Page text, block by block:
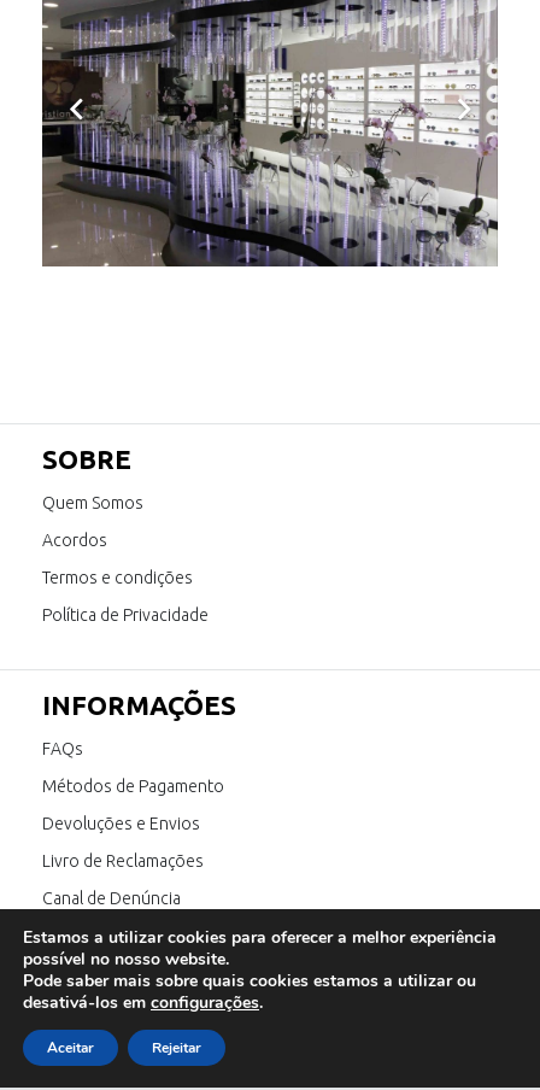
SOBRE
Quem Somos
Acordos
Termos e condições
Política de Privacidade
INFORMAÇÕES
FAQs
Métodos de Pagamento
Devoluções e Envios
Livro de Reclamações
Canal de Denúncia
SIGA-NOS
Estamos a utilizar cookies para oferecer a melhor experiência
possível no nosso website.
Pode saber mais sobre quais cookies estamos a utilizar ou
desativá-los em configurações.
Aceitar Rejeitar